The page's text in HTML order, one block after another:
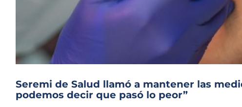
Seremi de Salud llamó a mantener las
podemos decir que pasó lo peor”